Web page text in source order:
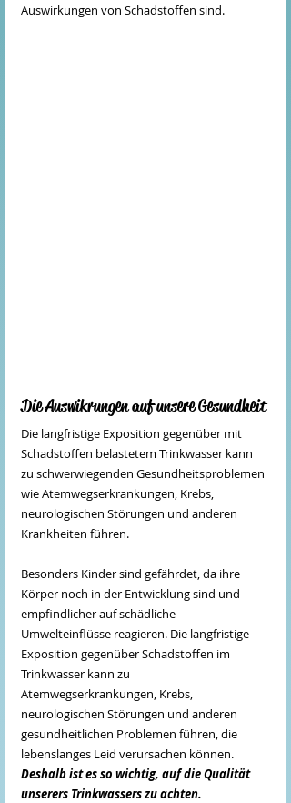
Auswirkungen von Schadstoffen sind.
Die Auswikrungen auf unsere Gesundheit
Die langfristige Exposition gegenüber mit
Schadstoffen belastetem Trinkwasser kann
zu schwerwiegenden Gesundheitsproblemen
wie Atemwegserkrankungen, Krebs,
neurologischen Störungen und anderen
Krankheiten führen.
Besonders Kinder sind gefährdet, da ihre
Körper noch in der Entwicklung sind und
empfindlicher auf schädliche
Umwelteinflüsse reagieren. Die langfristige
Exposition gegenüber Schadstoffen im
Trinkwasser kann zu
Atemwegserkrankungen, Krebs,
neurologischen Störungen und anderen
gesundheitlichen Problemen führen, die
lebenslanges Leid verursachen können.
Deshalb ist es so wichtig, auf die Qualität
unserers Trinkwassers zu achten.